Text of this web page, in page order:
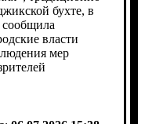
бухте, в
сообщила
власти
мер